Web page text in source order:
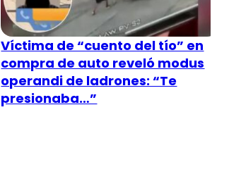
Víctima de “cuento del tío” en
compra de auto reveló modus
operandi de ladrones: “Te
presionaba…”